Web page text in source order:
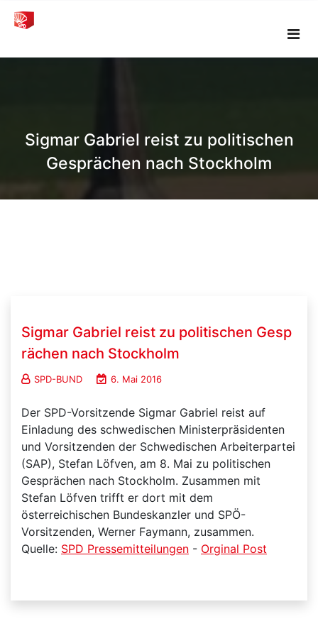
Skip
Sigmar Gabriel reist zu politischen
Gesprächen nach Stockholm
Sigmar Gabriel reist zu politischen Gesp
rächen nach Stockholm
SPD-BUND 6. Mai 2016
Der SPD-Vorsitzende Sigmar Gabriel reist auf
Einladung des schwedischen Ministerpräsidenten
und Vorsitzenden der Schwedischen Arbeiterpartei
(SAP), Stefan Löfven, am 8. Mai zu politischen
Gesprächen nach Stockholm. Zusammen mit
Stefan Löfven trifft er dort mit dem
österreichischen Bundeskanzler und SPÖ-
Vorsitzenden, Werner Faymann, zusammen.
Quelle: SPD Pressemitteilungen - Orginal Post